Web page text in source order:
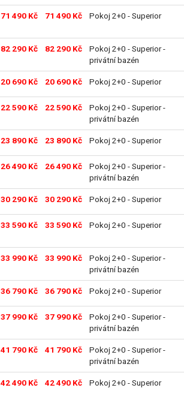
71 490 Kč 71 490 Kč Pokoj 2+0 - Superior
82 290 Kč 82 290 Kč
Pokoj 2+0 - Superior -
privátní bazén
20 690 Kč 20 690 Kč Pokoj 2+0 - Superior
22 590 Kč 22 590 Kč
Pokoj 2+0 - Superior -
privátní bazén
23 890 Kč 23 890 Kč Pokoj 2+0 - Superior
26 490 Kč 26 490 Kč
Pokoj 2+0 - Superior -
privátní bazén
30 290 Kč 30 290 Kč Pokoj 2+0 - Superior
33 590 Kč 33 590 Kč Pokoj 2+0 - Superior
33 990 Kč 33 990 Kč
Pokoj 2+0 - Superior -
privátní bazén
36 790 Kč 36 790 Kč Pokoj 2+0 - Superior
37 990 Kč 37 990 Kč
Pokoj 2+0 - Superior -
privátní bazén
41 790 Kč 41 790 Kč
Pokoj 2+0 - Superior -
privátní bazén
42 490 Kč 42 490 Kč Pokoj 2+0 - Superior